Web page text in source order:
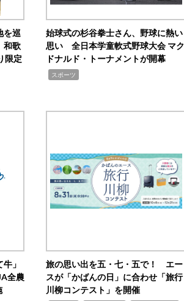
を巡
和歌
限定
始球式の杉谷拳士さん、野球に熱い
思い 全日本学童軟式野球大会 マク
ドナルド・トーナメントが開幕
スポーツ
」
全農
旅の思い出を五・七・五で！ エー
スが「かばんの日」に合わせ「旅行
川柳コンテスト」を開催